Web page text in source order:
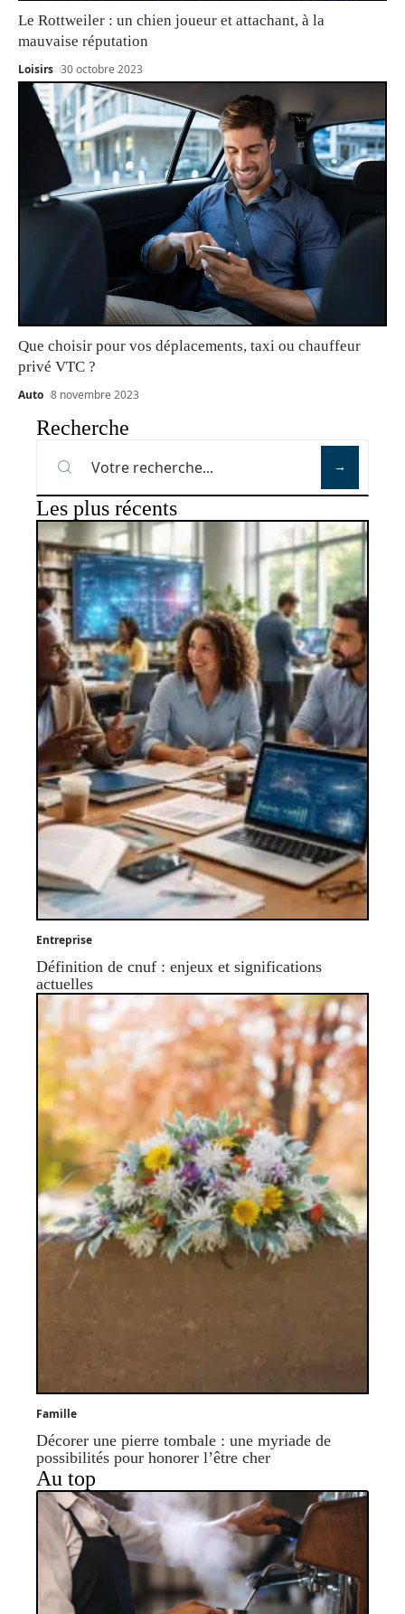
Le Rottweiler : un chien joueur et attachant, à la
mauvaise réputation
Loisirs 30 octobre 2023
Que choisir pour vos déplacements, taxi ou chauffeur
privé VTC ?
Auto 8 novembre 2023
Recherche
Les plus récents
Entreprise
Définition de cnuf : enjeux et significations
actuelles
Famille
Décorer une pierre tombale : une myriade de
possibilités pour honorer l’être cher
Au top